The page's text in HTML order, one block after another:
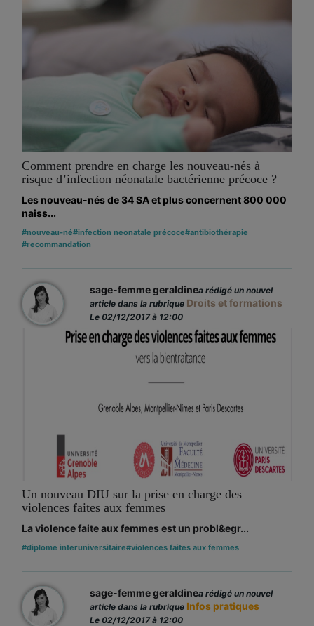
Comment prendre en charge les nouveau-nés à
risque d’infection néonatale bactérienne précoce ?
Les nouveau-nés de 34 SA et plus concernent 800 000
naiss...
#nouveau-né#infection neonatale précoce#antibiothérapie
#recommandation
sage-femme geraldinea rédigé un nouvel
article dans la rubrique Droits et formations
Le 02/12/2017 à 12:00
Un nouveau DIU sur la prise en charge des
violences faites aux femmes
La violence faite aux femmes est un probl&egr...
#diplome interuniversitaire#violences faites aux femmes
sage-femme geraldinea rédigé un nouvel
article dans la rubrique Infos pratiques
Le 02/12/2017 à 12:00